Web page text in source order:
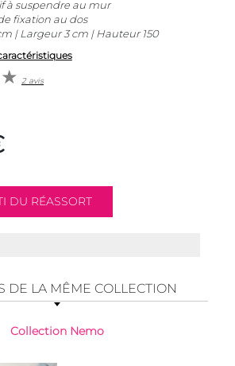
à suspendre au mur
fixation au dos
| Largeur 3 cm | Hauteur 150
2 avis
DE LA MÊME COLLECTION
Collection Nemo